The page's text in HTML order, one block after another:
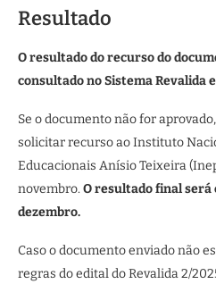
Resultado
O resultado do recurso do
consultado no Sistema Revalida
Se o documento não for
solicitar recurso ao Instituto
Educacionais Anísio Teixeira
novembro. O resultado final será
dezembro.
Caso o documento enviado não
regras do edital do Revalida 2/